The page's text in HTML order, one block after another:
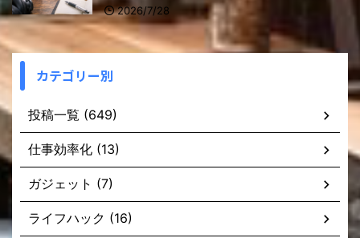
2026/7/28
カテゴリー別
投稿一覧 (649)
仕事効率化 (13)
ガジェット (7)
ライフハック (16)